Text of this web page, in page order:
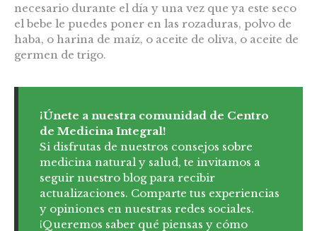
necesario durante el día y una vez que ya este seco
el bebe le puedes poner en las rozaduras, polvo de
haba, o harina de maíz, o aceite de oliva, o aceite de
germen de trigo.
¡Únete a nuestra comunidad de Centro
de Medicina Integral!
Si disfrutas de nuestros consejos sobre
medicina natural y salud, te invitamos a
seguir nuestro blog para recibir
actualizaciones. Comparte tus experiencias
y opiniones en nuestras redes sociales.
¡Queremos saber qué piensas y cómo